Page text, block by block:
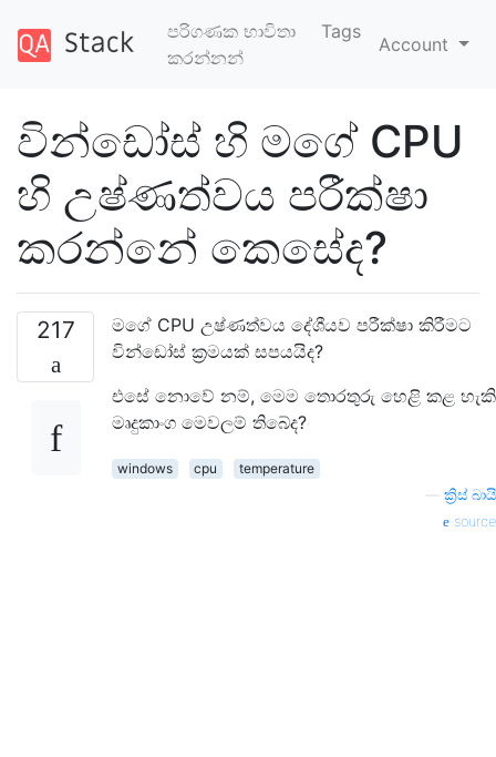
පරිගණක භාවිතා
කරන්නන්
Tags
Account
වින්ඩෝස් හි මගේ CPU
හි උෂ්ණත්වය පරීක්ෂා
කරන්නේ කෙසේද?
217
මගේ CPU උෂ්ණත්වය දේශීයව පරීක්ෂා කිරීමට
වින්ඩෝස් ක්‍රමයක් සපයයිද?
එසේ නොවේ නම්, මෙම තොරතුරු හෙළි කළ හැකි
මෘදුකාංග මෙවලම් තිබේද?
windows cpu
temperature
ක්‍රිස් බායි
source